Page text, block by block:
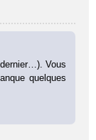
Vous
quelques